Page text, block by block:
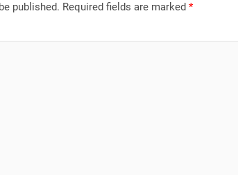
published. Required fields are marked*